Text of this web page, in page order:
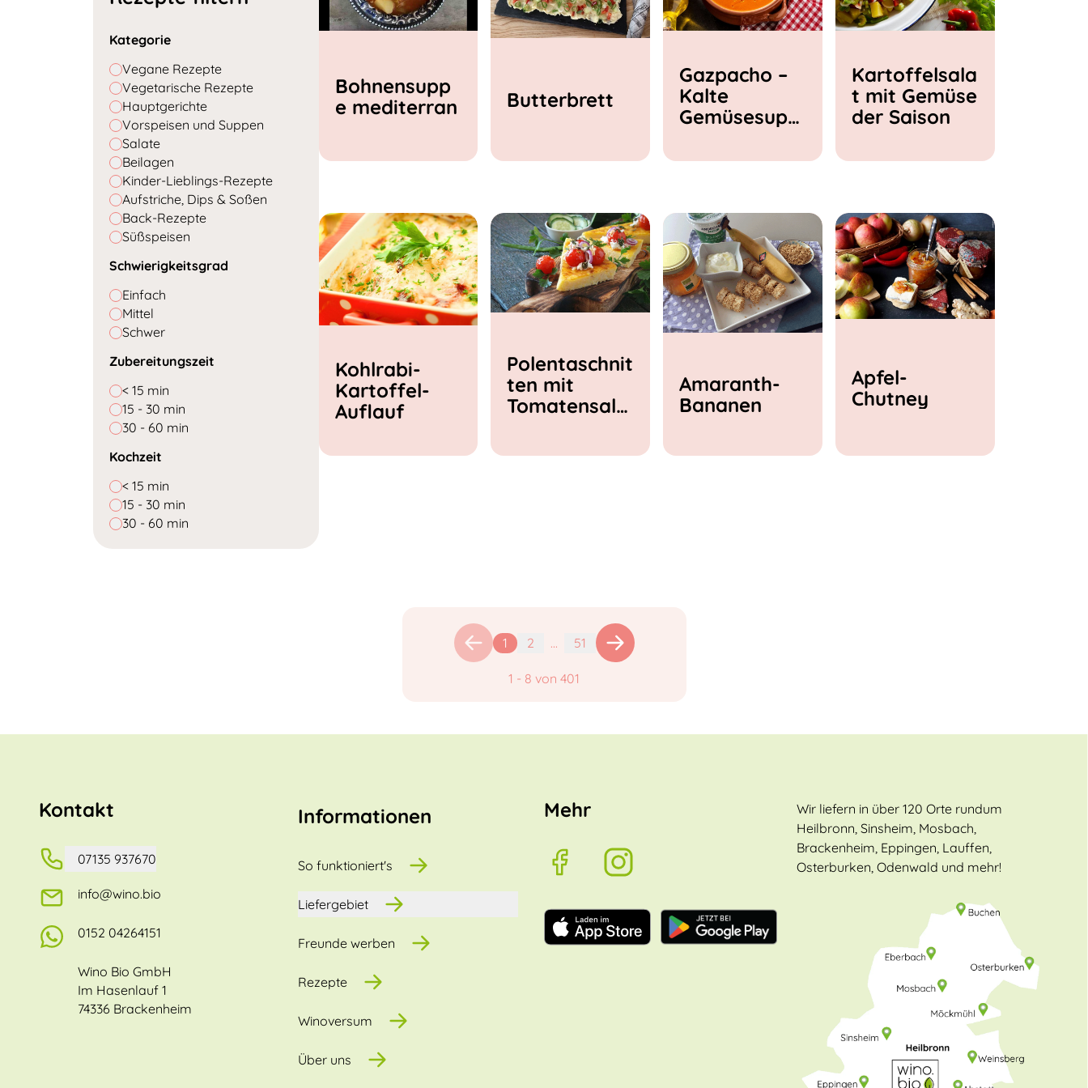
Kategorie
Vegane Rezepte
Vegetarische Rezepte
Hauptgerichte
Vorspeisen und Suppen
Salate
Beilagen
Kinder-Lieblings-Rezepte
Aufstriche, Dips & Soßen
Back-Rezepte
Süßspeisen
Schwierigkeitsgrad
Einfach
Mittel
Schwer
Zubereitungszeit
< 15 min
15 - 30 min
30 - 60 min
Kochzeit
< 15 min
15 - 30 min
30 - 60 min
Bohnensupp
e mediterran
Butterbrett
Gazpacho –
Kalte
Gemüsesupp
Kartoffelsala
t mit Gemüse
der Saison
Kohlrabi-
Kartoffel-
Auflauf
Polentaschnit
ten mit
Tomatensala
Amaranth-
Bananen
Apfel-
Chutney
1 2 ... 51
1 - 8 von 401
Kontakt
07135 937670
info@wino.bio
0152 04264151
Wino Bio GmbH
Im Hasenlauf 1
74336 Brackenheim
Informationen
So funktioniert's
Liefergebiet
Freunde werben
Rezepte
Winoversum
Über uns
Mehr
Wir liefern in über 120 Orte rundum
Heilbronn, Sinsheim, Mosbach,
Brackenheim, Eppingen, Lauffen,
Osterburken, Odenwald und mehr!